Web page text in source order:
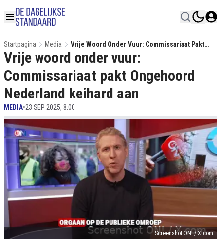
Startpagina Media
Vrije Woord Onder Vuur: Commissariaat Pakt
Ongehoord Nederland Keihard Aan
Screenshot ON! / X.com
Vrije woord onder vuur:
Commissariaat pakt Ongehoord
Nederland keihard aan
MEDIA•23 SEP 2025, 8:00